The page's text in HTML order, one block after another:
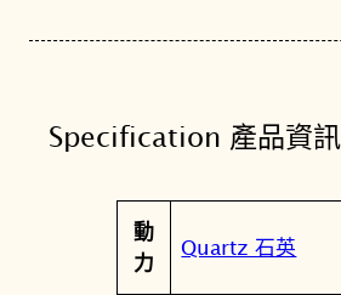
1
2
4
數
Specification 產品資訊
屬
性
值
動
力
Quartz 石英